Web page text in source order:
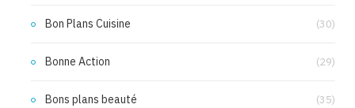
Bon Plans Cuisine (30)
Bonne Action (29)
Bons plans beauté (35)